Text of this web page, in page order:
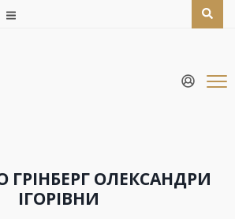
ГРІНБЕРГ ОЛЕКСАНДРИ
ІГОРІВНИ